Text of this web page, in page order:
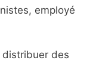
employé
distribuer des